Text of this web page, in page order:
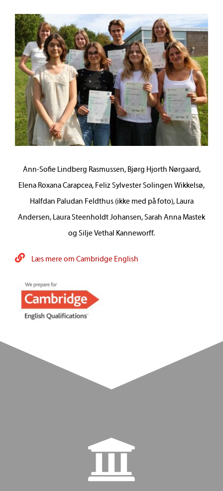
Ann-Sofie Lindberg Rasmussen, Bjørg Hjorth Nørgaard,
Elena Roxana Carapcea, Feliz Sylvester Solingen Wikkelsø,
Halfdan Paludan Feldthus (ikke med på foto), Laura
Andersen, Laura Steenholdt Johansen, Sarah Anna Mastek
og Silje Vethal Kanneworff.
Læs mere om Cambridge English